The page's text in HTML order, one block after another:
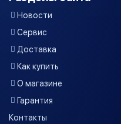
Новости
Сервис
Доставка
Как купить
О магазине
Гарантия
Контакты